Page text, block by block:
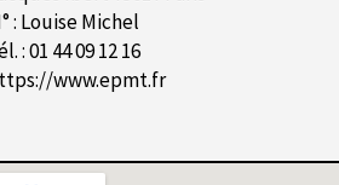
: Louise Michel
: 01 44 09 12 16
www.epmt.fr